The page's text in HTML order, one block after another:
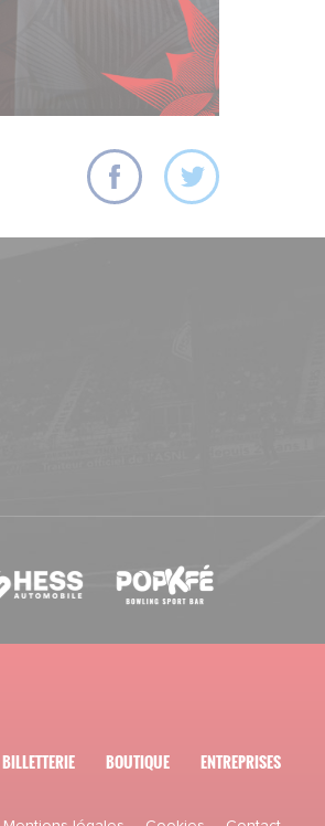
BILLETTERIE BOUTIQUE ENTREPRISES